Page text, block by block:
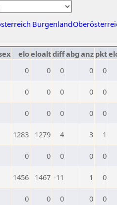
Burgenland
eloeloaltdiffabg anz pkt
0 0 0 0 0
0 0 0 0 0
0 0 0 0 0
1283 1279 4 3 1
0 0 0 0 0
1456 1467 -11 1 0
0 0 0 0 0